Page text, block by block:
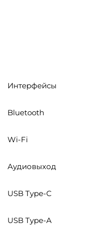
Интерфейсы
Bluetooth
Wi-Fi
Аудиовыход
USB Type-C
USB Type-A